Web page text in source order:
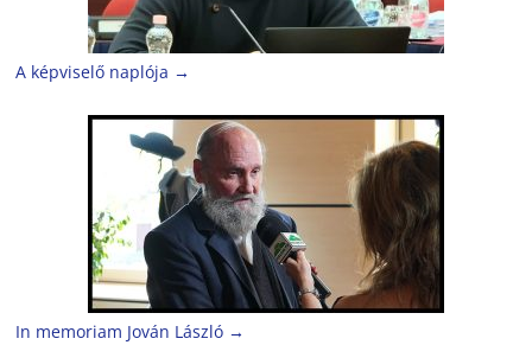
A képviselő naplója →
In memoriam Jován László →